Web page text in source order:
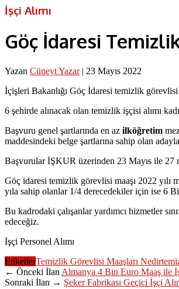
İşçi Alımı
Göç İdaresi
Yazan Cüneyt Yazar| 23 Mayıs 2022
İçişleri Bakanlığı Göç İdaresi temizlik
6 şehirde alınacak olan temizlik işçisi alımı
Başvuru genel şartlarında en az ilköğretim
maddesindeki belge şartlarına sahip olan
Başvurular İŞKUR üzerinden 23 Mayıs ile 27
Göç idaresi temizlik görevlisi maaşı 2022 yılı
yıla sahip olanlar 1/4 derecedekiler için ise 6
Bu kadrodaki çalışanlar yardımcı hizmetler
edeceğiz.
İşçi Personel Alımı
EtiketlerTemizlik Görevlisi Maaşları Nedir
← Önceki İlan Almanya 4 Bin Euro Maaş ile
Sonraki İlan → Şeker Fabrikası Geçici İşçi